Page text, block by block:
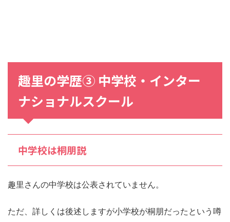
趣里の学歴③ 中学校・インター
ナショナルスクール
中学校は桐朋説
趣里さんの中学校は公表されていません。
ただ、詳しくは後述しますが小学校が桐朋だったという噂